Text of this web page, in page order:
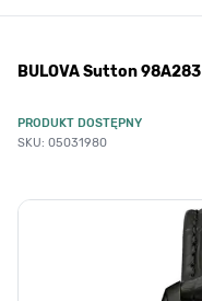
/
BULOVA Sutton 98A283
BULOVA Sutton 98A283
PRODUKT DOSTĘPNY
SKU: 05031980